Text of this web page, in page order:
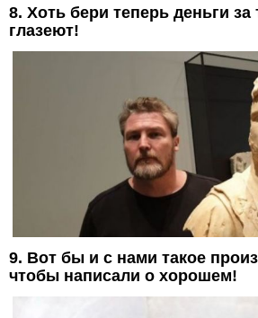
8. Хоть бери теперь деньги за
глазеют!
9. Вот бы и с нами такое
чтобы написали о хорошем!